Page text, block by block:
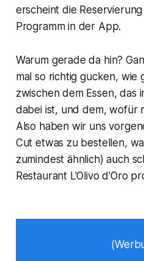
erscheint die
Programm in der App.
Warum gerade da hin?
mal so richtig gucken,
zwischen dem Essen, das
dabei ist, und dem, wofür
Also haben wir uns
Cut etwas zu bestellen,
zumindest ähnlich) auch
Restaurant L'Olivo d'Oro